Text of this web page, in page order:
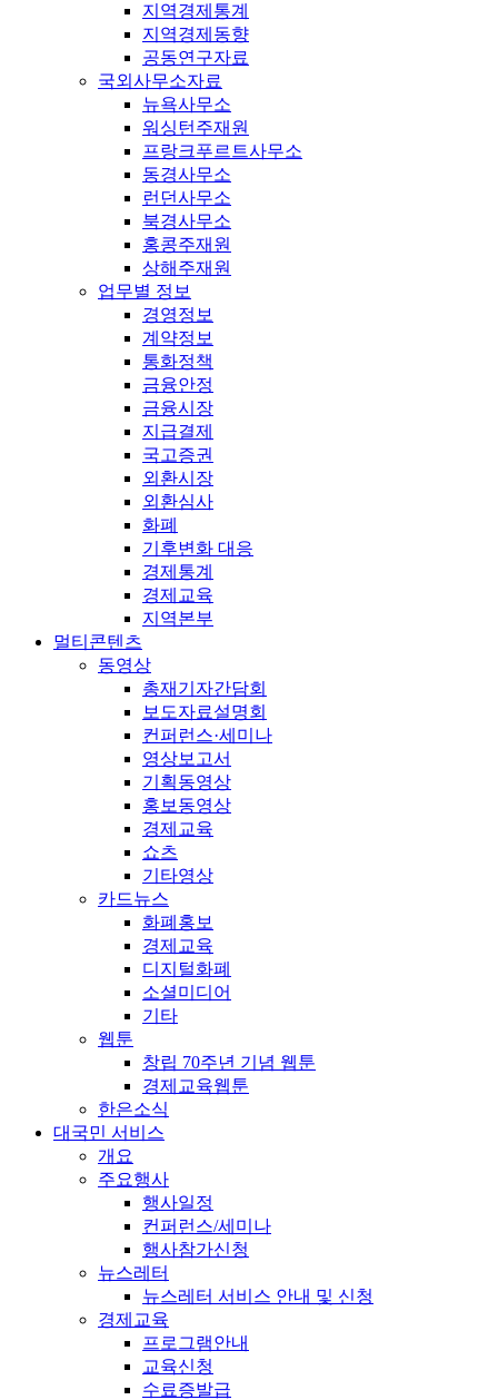
지역경제통계
지역경제동향
공동연구자료
국외사무소자료
뉴욕사무소
워싱턴주재원
프랑크푸르트사무소
동경사무소
런던사무소
북경사무소
홍콩주재원
상해주재원
업무별 정보
경영정보
계약정보
통화정책
금융안정
금융시장
지급결제
국고증권
외환시장
외환심사
화폐
기후변화 대응
경제통계
경제교육
지역본부
멀티콘텐츠
동영상
총재기자간담회
보도자료설명회
컨퍼런스·세미나
영상보고서
기획동영상
홍보동영상
경제교육
쇼츠
기타영상
카드뉴스
화폐홍보
경제교육
디지털화폐
소셜미디어
기타
웹툰
창립 70주년 기념 웹툰
경제교육웹툰
한은소식
대국민 서비스
개요
주요행사
행사일정
컨퍼런스/세미나
행사참가신청
뉴스레터
뉴스레터 서비스 안내 및 신청
경제교육
프로그램안내
교육신청
수료증발급